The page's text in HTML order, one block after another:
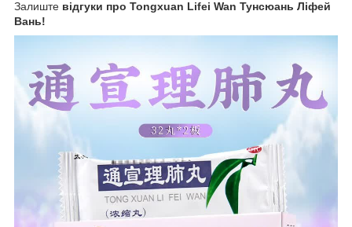
Залиште відгуки про Tongxuan Lifei Wan Тунсюань Ліфей
Вань!